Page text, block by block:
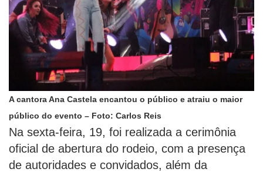
A cantora Ana Castela encantou o público e atraiu o maior
público do evento – Foto: Carlos Reis
Na sexta-feira, 19, foi realizada a cerimônia
oficial de abertura do rodeio, com a presença
de autoridades e convidados, além da